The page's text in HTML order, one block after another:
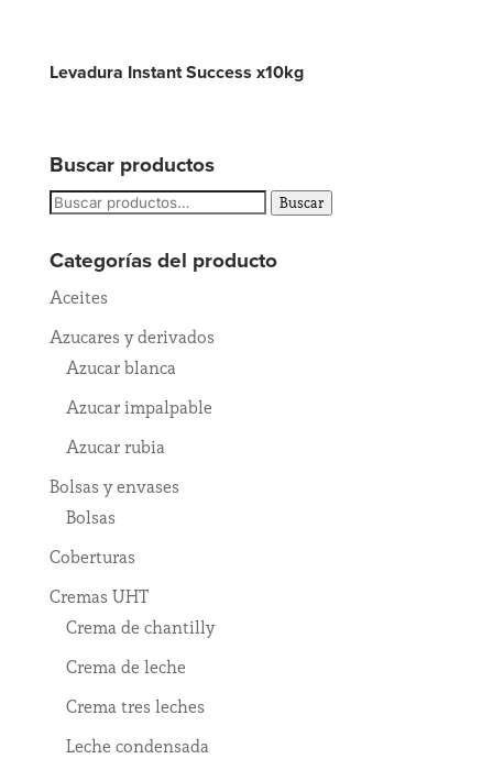
Levadura Instant Success x10kg
Buscar productos
Buscar
Buscar
Categorías del producto
Aceites
Azucares y derivados
Azucar blanca
Azucar impalpable
Azucar rubia
Bolsas y envases
Bolsas
Coberturas
Cremas UHT
Crema de chantilly
Crema de leche
Crema tres leches
Leche condensada